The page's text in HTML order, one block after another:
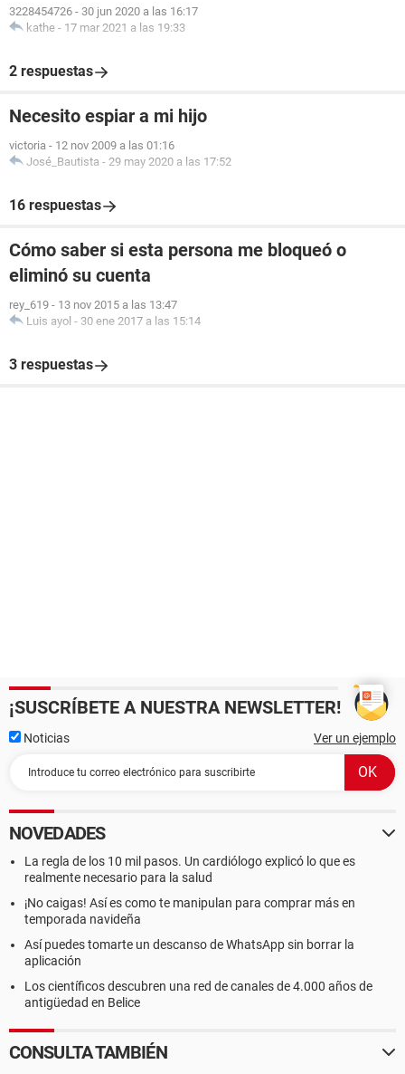
3228454726 - 30 jun 2020 a las 16:17
kathe - 17 mar 2021 a las 19:33
2 respuestas
Necesito espiar a mi hijo
victoria - 12 nov 2009 a las 01:16
José_Bautista - 29 may 2020 a las 17:52
16 respuestas
Cómo saber si esta persona me bloqueó o
eliminó su cuenta
rey_619 - 13 nov 2015 a las 13:47
Luis ayol - 30 ene 2017 a las 15:14
3 respuestas
¡SUSCRÍBETE A NUESTRA NEWSLETTER!
Noticias Ver un ejemplo
NOVEDADES
La regla de los 10 mil pasos. Un cardiólogo explicó lo que es
realmente necesario para la salud
¡No caigas! Así es como te manipulan para comprar más en
temporada navideña
Así puedes tomarte un descanso de WhatsApp sin borrar la
aplicación
Los científicos descubren una red de canales de 4.000 años de
antigüedad en Belice
CONSULTA TAMBIÉN